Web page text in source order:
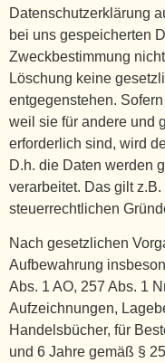
Datenschutzerklärung
bei uns gespeicherten
Zweckbestimmung
Löschung keine
entgegenstehen.
weil sie für andere und
erforderlich sind, wird
D.h. die Daten werden
verarbeitet. Das gilt
steuerrechtlichen
Nach gesetzlichen
Aufbewahrung
Abs. 1 AO, 257 Abs. 1
Aufzeichnungen,
Handelsbücher, für
und 6 Jahre gemäß §